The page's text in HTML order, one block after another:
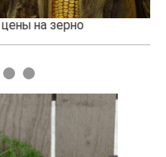
на зерно
4 5